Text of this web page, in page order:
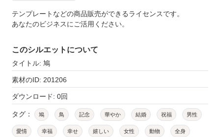
テンプレートなどの商品販売ができるライセンスです。
あなたのビジネスにご活用ください。
このシルエットについて
タイトル: 鳩
素材のID: 201206
ダウンロード: 0回
タグ： 鳩 鳥 記念 華やか 結婚 祝福 男性
愛情 幸福 幸せ 嬉しい 女性 動物 全身